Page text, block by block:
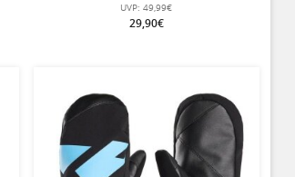
UVP: 49,99€
29,90€